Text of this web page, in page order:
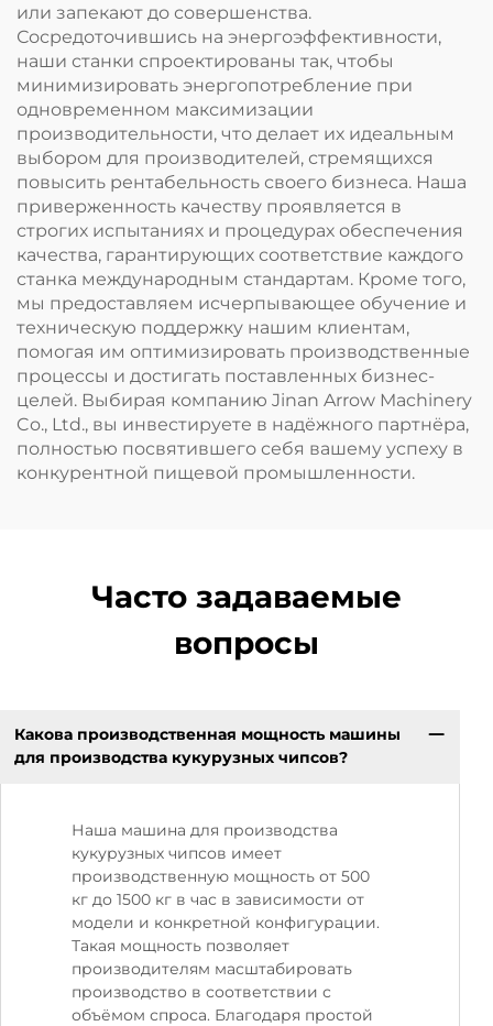
или запекают до совершенства.
Сосредоточившись на энергоэффективности,
наши станки спроектированы так, чтобы
минимизировать энергопотребление при
одновременном максимизации
производительности, что делает их идеальным
выбором для производителей, стремящихся
повысить рентабельность своего бизнеса. Наша
приверженность качеству проявляется в
строгих испытаниях и процедурах обеспечения
качества, гарантирующих соответствие каждого
станка международным стандартам. Кроме того,
мы предоставляем исчерпывающее обучение и
техническую поддержку нашим клиентам,
помогая им оптимизировать производственные
процессы и достигать поставленных бизнес-
целей. Выбирая компанию Jinan Arrow Machinery
Co., Ltd., вы инвестируете в надёжного партнёра,
полностью посвятившего себя вашему успеху в
конкурентной пищевой промышленности.
Часто задаваемые
вопросы
Какова производственная мощность машины
для производства кукурузных чипсов?
Наша машина для производства
кукурузных чипсов имеет
производственную мощность от 500
кг до 1500 кг в час в зависимости от
модели и конкретной конфигурации.
Такая мощность позволяет
производителям масштабировать
производство в соответствии с
объёмом спроса. Благодаря простой